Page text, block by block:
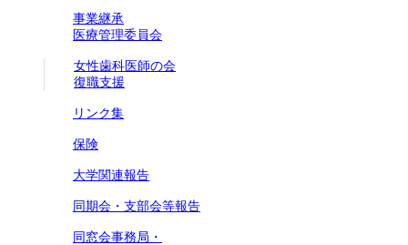
事業継承
医療管理委員会
女性歯科医師の会
復職支援
リンク集
保険
大学関連報告
同期会・支部会等報告
同窓会事務局・